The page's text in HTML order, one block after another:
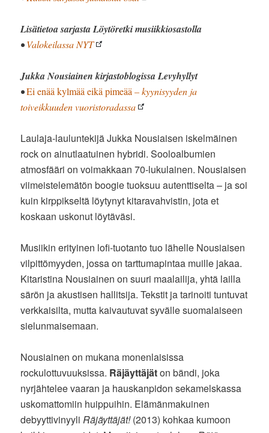
Lisätietoa sarjasta Löytöretki musiikkiosastolla
•Valokeilassa NYT
Jukka Nousiainen kirjastoblogissaLevyhyllyt
•Ei enää kylmää eikä pimeää – kyynisyyden ja
toiveikkuuden vuoristoradassa
Laulaja-lauluntekijä Jukka Nousiaisen iskelmäinen
rock on ainutlaatuinen hybridi. Sooloalbumien
atmosfääri on voimakkaan 70-lukulainen. Nousiaisen
viimeistelemätön boogie tuoksuu autenttiselta – ja soi
kuin kirppikseltä löytynyt kitaravahvistin, jota et
koskaan uskonut löytäväsi.
Musiikin erityinen lofi-tuotanto tuo lähelle Nousiaisen
vilpittömyyden, jossa on tarttumapintaa muille jakaa.
Kitaristina Nousiainen on suuri maalailija, yhtä lailla
särön ja akustisen hallitsija. Tekstit ja tarinoiti tuntuvat
verkkaisilta, mutta kaivautuvat syvälle suomalaiseen
sielunmaisemaan.
Nousiainen on mukana monenlaisissa
rockulottuvuuksissa. Räjäyttäjäton bändi, joka
nyrjähtelee vaaran ja hauskanpidon sekamelskassa
uskomattomiin huippuihin. Elämänmakuinen
debyyttivinyyliRäjäyttäjät!(2013) kohkaa kumoon